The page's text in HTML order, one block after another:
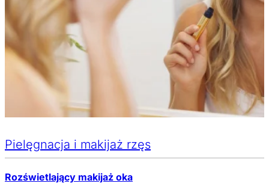
Pielęgnacja i makijaż rzęs
Rozświetlający makijaż oka